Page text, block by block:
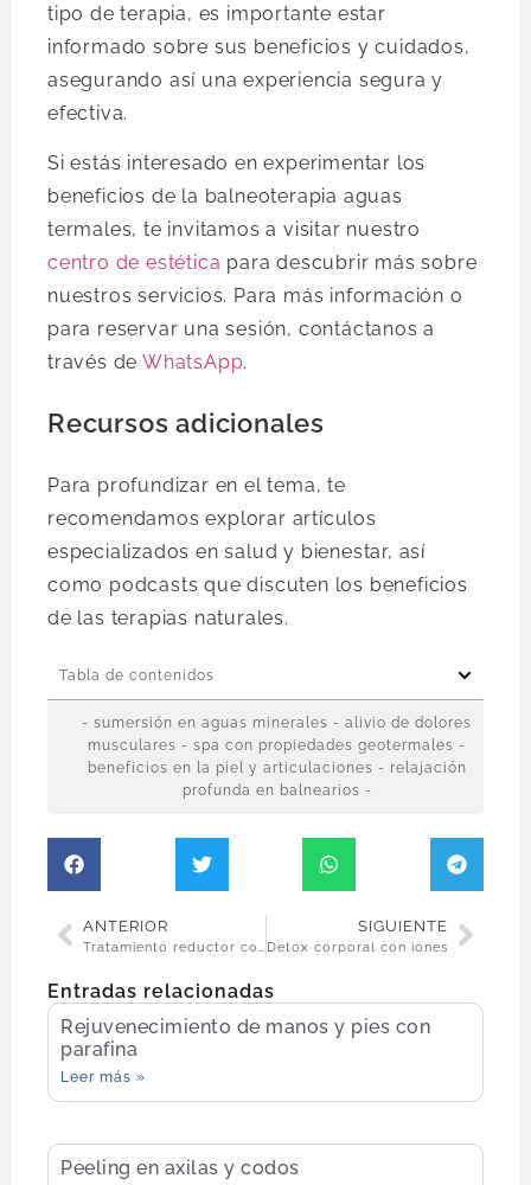
tipo de terapia, es importante estar
informado sobre sus beneficios y cuidados,
asegurando así una experiencia segura y
efectiva.
Si estás interesado en experimentar los
beneficios de la balneoterapia aguas
termales, te invitamos a visitar nuestro
centro de estética para descubrir más sobre
nuestros servicios. Para más información o
para reservar una sesión, contáctanos a
través deWhatsApp.
Recursos adicionales
Para profundizar en el tema, te
recomendamos explorar artículos
especializados en salud y bienestar, así
como podcasts que discuten los beneficios
de las terapias naturales.
Tabla de contenidos
- sumersión en aguas minerales - alivio de dolores
musculares - spa con propiedades geotermales -
beneficios en la piel y articulaciones - relajación
profunda en balnearios -
ANTERIOR SIGUIENTE
Detox corporal con iones
Entradas relacionadas
Rejuvenecimiento de manos y pies con
parafina
Leer más »
Peeling en axilas y codos